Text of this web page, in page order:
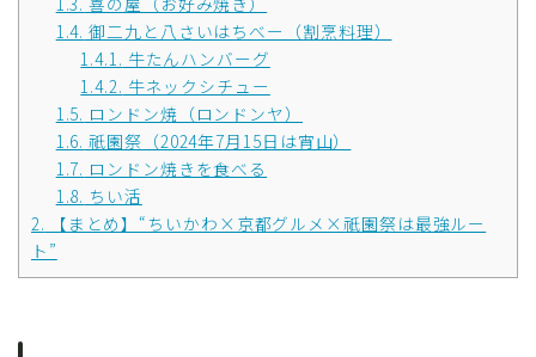
1.4. 御二九と八さいはちべー（割烹料理）
1.4.1. 牛たんハンバーグ
1.4.2. 牛ネックシチュー
1.5. ロンドン焼（ロンドンヤ）
1.6. 祇園祭（2024年7月15日は宵山）
1.7. ロンドン焼きを食べる
1.8. ちい活
2. 【まとめ】“ちいかわ×京都グルメ×祇園祭は最強ルー
ト”